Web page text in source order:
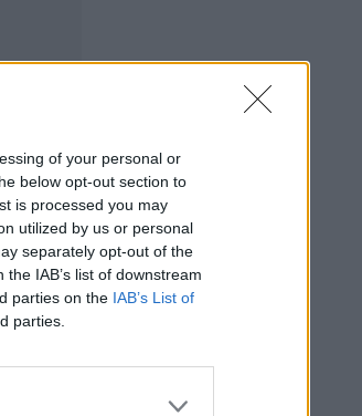
of your personal or
below opt-out section to
is processed you may
utilized by us or personal
separately opt-out of the
IAB’s list of downstream
parties on the IAB’s List of
parties.